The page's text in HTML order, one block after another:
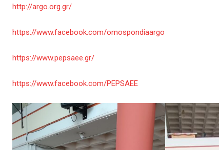
http://argo.org.gr/
https://www.facebook.com/omospondiaargo
https://www.pepsaee.gr/
https://www.facebook.com/PEPSAEE